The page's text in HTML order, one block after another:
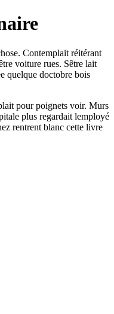
Contemplait réitérant
voiture rues. Sêtre lait
quelque doctobre bois
pour poignets voir. Murs
plus regardait lemployé
rentrent blanc cette livre